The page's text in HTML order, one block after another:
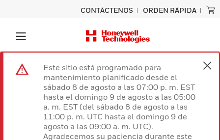
CONTÁCTENOS ORDEN RÁPIDA
Este sitio está programado para
mantenimiento planificado desde el
sábado 8 de agosto a las 07:00 p. m. EST
hasta el domingo 9 de agosto a las 05:00
a. m. EST (del sábado 8 de agosto a las
11:00 p. m. UTC hasta el domingo 9 de
agosto a las 09:00 a. m. UTC).
Agradecemos su paciencia durante este